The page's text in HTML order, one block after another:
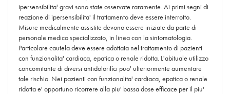
ipersensibilita' gravi sono state osservate raramente. Ai primi segni di
reazione di ipersensibilita' il trattamento deve essere interrotto.
Misure medicalmente assistite devono essere iniziate da parte di
personale medico specializzato, in linea con la sintomatologia.
Particolare cautela deve essere adottata nel trattamento di pazienti
con funzionalita' cardiaca, epatica o renale ridotta. L'abituale utilizzo
concomitante di diversi antidolorifici puo' ulteriormente aumentare
tale rischio. Nei pazienti con funzionalita' cardiaca, epatica o renale
ridotta e' opportuno ricorrere alla piu' bassa dose efficace per il piu'